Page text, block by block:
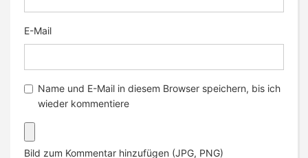
E-Mail
Name und E-Mail in diesem Browser speichern, bis ich
wieder kommentiere
Bild zum Kommentar hinzufügen (JPG, PNG)